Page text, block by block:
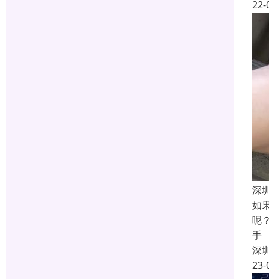
22-
深
如
呢
手
深
23-